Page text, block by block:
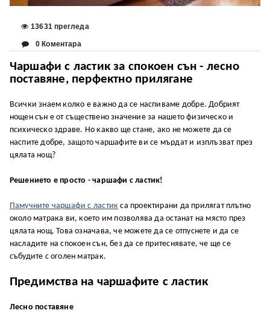
13631 прегледа
0 Коментара
Чаршафи с ластик за спокоен сън - лесно
поставяне, перфектно прилягане
Всички знаем колко е важно да се наспиваме добре. Добрият
нощен сън е от съществено значение за нашето физическо и
психическо здраве. Но какво ще стане, ако не можете да се
наспите добре, защото чаршафите ви се мърдат и изплъзват през
цялата нощ?
Решението е просто - чаршафи с ластик!
Памучните чаршафи с ластик са проектирани да прилягат плътно
около матрака ви, което им позволява да останат на място през
цялата нощ. Това означава, че можете да се отпуснете и да се
насладите на спокоен сън, без да се притеснявате, че ще се
събудите с оголен матрак.
Предимства на чаршафите с ластик
Лесно поставяне